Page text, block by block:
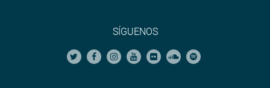
SÍGUENOS